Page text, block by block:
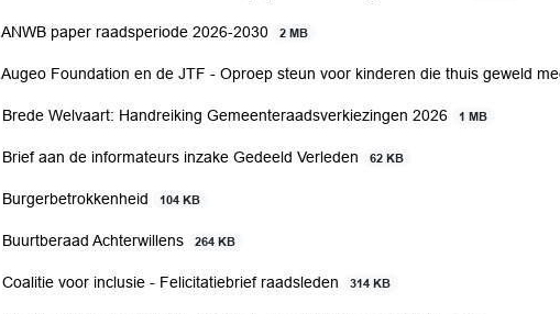
ANWB paper raadsperiode 2026-2030 2 MB
Augeo Foundation en de JTF - Oproep steun voor kinderen die thuis geweld
Brede Welvaart: Handreiking Gemeenteraadsverkiezingen 2026 1 MB
Brief aan de informateurs inzake Gedeeld Verleden 62 KB
Burgerbetrokkenheid 104 KB
Buurtberaad Achterwillens 264 KB
Coalitie voor inclusie - Felicitatiebrief raadsleden 314 KB